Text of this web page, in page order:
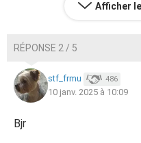
Afficher
RÉPONSE 2 / 5
stf_frmu 486
10 janv. 2025 à 10:09
Bjr